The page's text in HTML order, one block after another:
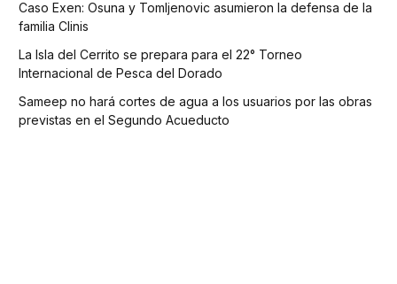
Caso Exen: Osuna y Tomljenovic asumieron la defensa de la
familia Clinis
La Isla del Cerrito se prepara para el 22° Torneo
Internacional de Pesca del Dorado
Sameep no hará cortes de agua a los usuarios por las obras
previstas en el Segundo Acueducto